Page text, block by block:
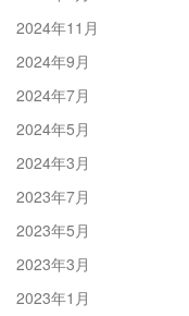
2024年11月
2024年9月
2024年7月
2024年5月
2024年3月
2023年7月
2023年5月
2023年3月
2023年1月